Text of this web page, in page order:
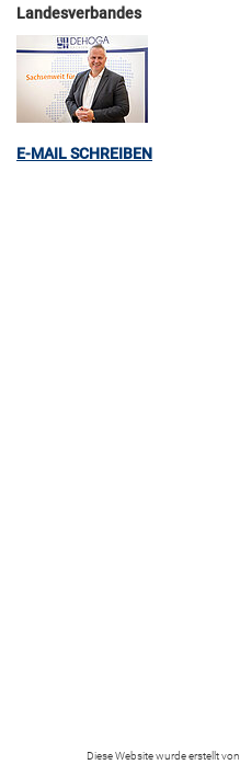
Landesverbandes
E-MAIL SCHREIBEN
Diese Website wurde erstellt von